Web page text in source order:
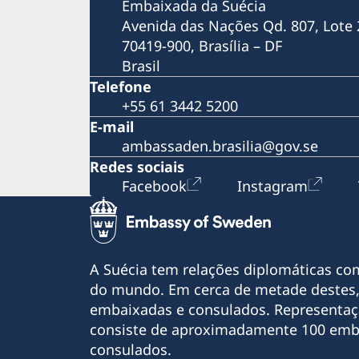
acordo para evitar a dupla tributação entre
países
A Suécia tem um novo Governo
2017-2018: Dois anos de Suécia no Conselho
Segurança da ONU
Luciadag 2018: Dia de Sankta Lucia na
Embaixada da Suécia em Brasília
Embaixador da Suécia no Brasil é
com a Ordem Nacional Barão de Mauá
Empresas suecas projetam investimentos e
geração de empregos no Brasil
Diálogos Nórdicos: Gênero e Inclusão nas
Empresas
#Bergman100 no Rio de Janeiro
ONU Mulheres inauguram exposição
fotográfica no metrô de Brasília
Bergman100: Mostra Centenário Ingmar
Bergman chega a São Paulo
Bergman100: Embaixada da Suécia no Brasil
Embaixada da Suécia
Avenida das Nações Qd. 807, Lote
70419-900, Brasília – DF
Brasil
Telefone
+55 61 3442 5200
E-mail
ambassaden.brasilia@gov.se
Redes sociais
Facebook
Instagram
A Suécia tem relações diplomáticas
do mundo. Em cerca de metade
embaixadas e consulados.
consiste de aproximadamente 100
consulados.